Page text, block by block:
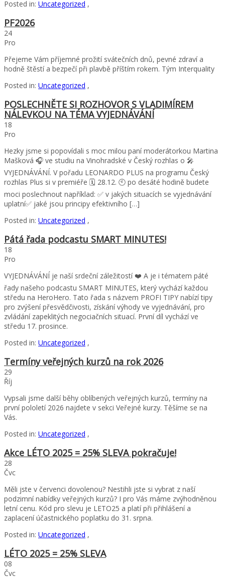
Posted in: Uncategorized ,
PF2026
24
Pro
Přejeme Vám příjemné prožití svátečních dnů, pevné zdraví a
hodně štěstí a bezpečí při plavbě příštím rokem. Tým Interquality
Posted in: Uncategorized ,
POSLECHNĚTE SI ROZHOVOR S VLADIMÍREM
NÁLEVKOU NA TÉMA VYJEDNÁVÁNÍ
18
Pro
Hezky jsme si popovídali s moc milou paní moderátorkou Martina
Mašková 🎧 ve studiu na Vinohradské v Český rozhlas o 🎤
VYJEDNÁVÁNÍ. V pořadu LEONARDO PLUS na programu Český
rozhlas Plus si v premiéře 🗓️ 28.12. 🕙 po desáté hodině budete
moci poslechnout například: ✅ v jakých situacích se vyjednávání
uplatní✅ jaké jsou principy efektivního […]
Posted in: Uncategorized ,
Pátá řada podcastu SMART MINUTES!
18
Pro
VYJEDNÁVÁNÍ je naší srdeční záležitostí ❤️ A je i tématem páté
řady našeho podcastu SMART MINUTES, který vychází každou
středu na HeroHero. Tato řada s názvem PROFI TIPY nabízí tipy
pro zvýšení přesvědčivosti, získání výhody ve vyjednávání, pro
zvládání zapeklitých negociačních situací. První díl vychází ve
středu 17. prosince.
Posted in: Uncategorized ,
Termíny veřejných kurzů na rok 2026
29
Říj
Vypsali jsme další běhy oblíbených veřejných kurzů, termíny na
první pololetí 2026 najdete v sekci Veřejné kurzy. Těšíme se na
Vás.
Posted in: Uncategorized ,
Akce LÉTO 2025 = 25% SLEVA pokračuje!
28
Čvc
Měli jste v červenci dovolenou? Nestihli jste si vybrat z naší
podzimní nabídky veřejných kurzů? I pro Vás máme zvýhodněnou
letní cenu. Kód pro slevu je LETO25 a platí při přihlášení a
zaplacení účastnického poplatku do 31. srpna.
Posted in: Uncategorized ,
LÉTO 2025 = 25% SLEVA
08
Čvc